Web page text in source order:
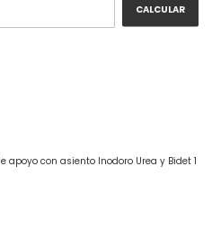
CALCULAR
apoyo con asiento Inodoro Urea y Bidet 1